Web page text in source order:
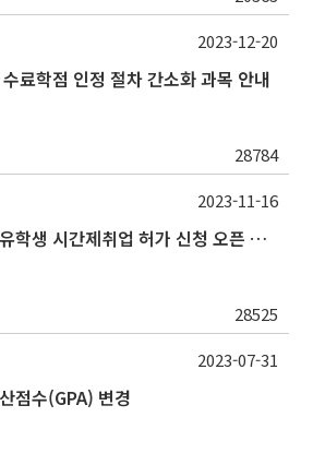
료학점 인정 절차 간소화 과목 안내
28784
2023-12-20
학생정보시스템 내 유학생 시간제취업 허가 신청 오픈 안내
28525
2023-11-16
점수(GPA) 변경
2023-07-31